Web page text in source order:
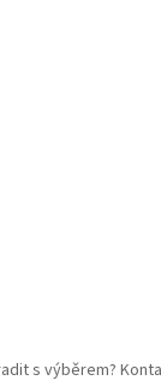
s výběrem?